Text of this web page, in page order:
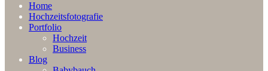
Home
Hochzeitsfotografie
Portfolio
Hochzeit
Business
Blog